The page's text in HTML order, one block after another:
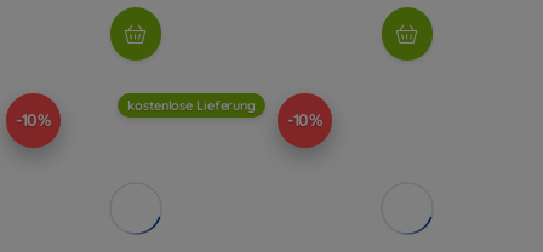
-10%
kostenlose Lieferung
-10%